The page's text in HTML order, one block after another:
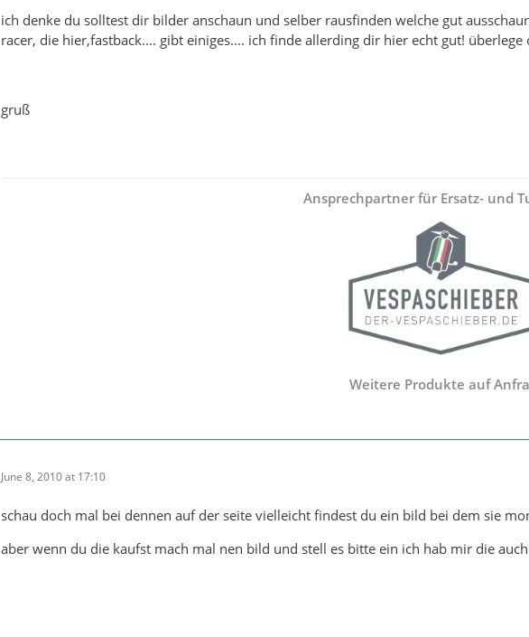
ich denke du solltest dir bilder anschaun und selber rausfinden welche gut
racer, die hier,fastback.... gibt einiges.... ich finde allerding dir hier echt gut!
gruß
Ansprechpartner für Ersatz- und
Weitere Produkte auf
June 8, 2010 at 17:10
schau doch mal bei dennen auf der seite vielleicht findest du ein bild bei dem sie
aber wenn du die kaufst mach mal nen bild und stell es bitte ein ich hab mir die